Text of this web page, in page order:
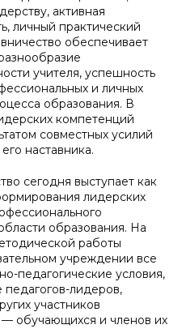
активная
личный практический
обеспечивает
учителя, успешность
и личных
образования. В
компетенций
совместных усилий
наставника.
сегодня выступает как
лидерских
образования. На
работы
учреждении все
педагогические условия,
лидеров,
участников
— обучающихся и членов их